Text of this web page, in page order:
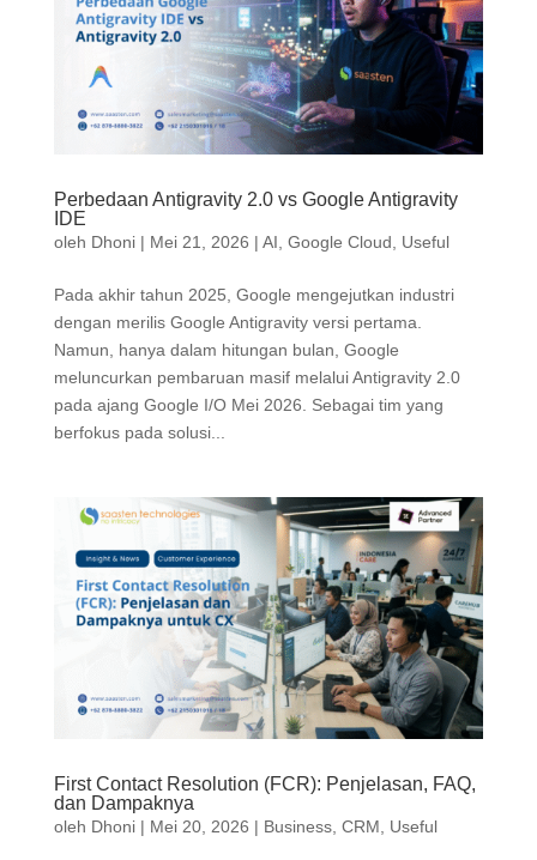
Perbedaan Antigravity 2.0 vs Google Antigravity
IDE
oleh Dhoni| Mei 21, 2026 | AI, Google Cloud, Useful
Pada akhir tahun 2025, Google mengejutkan industri
dengan merilis Google Antigravity versi pertama.
Namun, hanya dalam hitungan bulan, Google
meluncurkan pembaruan masif melalui Antigravity 2.0
pada ajang Google I/O Mei 2026. Sebagai tim yang
berfokus pada solusi...
First Contact Resolution (FCR): Penjelasan, FAQ,
dan Dampaknya
oleh Dhoni| Mei 20, 2026 | Business, CRM Useful